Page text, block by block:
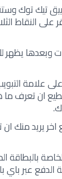
تيك توك
النقاط
وبعدها يظهر
علامة
ان تعرف
يريد منك ان
بالبطاقة
عبر باي